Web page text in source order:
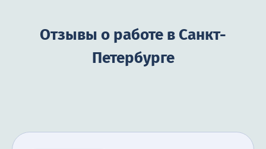
Отзывы о работе в Санкт-
Петербурге